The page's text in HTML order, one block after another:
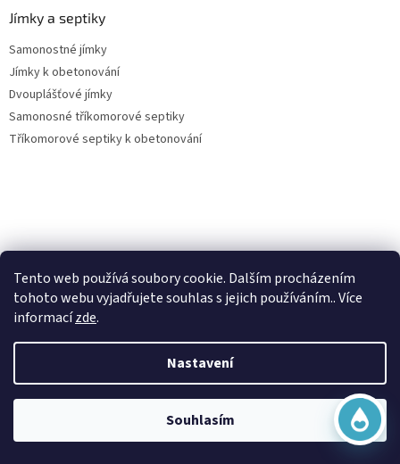
Tento web používá soubory cookie. Dalším procházením
tohoto webu vyjadřujete souhlas s jejich používáním.. Více
informacízde.
Nastavení
Souhlasím
Jímky a septiky
Samonostné jímky
Jímky k obetonování
Dvouplášťové jímky
Samonosné tříkomorové septiky
Tříkomorové septiky k obetonování
Kontakty
Posouzení nároku na dotaci dešťovka
O nás
Ochrana osobních údajů
Online
Začít konverzaci